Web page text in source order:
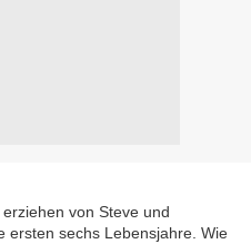
von Steve und
ersten sechs Lebensjahre. Wie